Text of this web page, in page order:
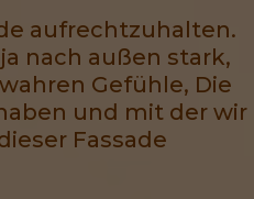
aufrechtzuhalten.
nach außen stark,
Gefühle, Die
und mit der wir
Fassade